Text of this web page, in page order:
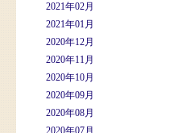
2021年02月
2021年01月
2020年12月
2020年11月
2020年10月
2020年09月
2020年08月
2020年07月